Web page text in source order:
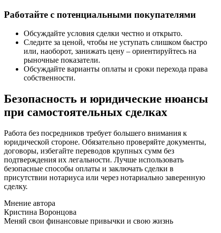
Работайте с потенциальными покупателями
Обсуждайте условия сделки честно и открыто.
Следите за ценой, чтобы не уступать слишком быстро
или, наоборот, занижать цену – ориентируйтесь на
рыночные показатели.
Обсуждайте варианты оплаты и сроки перехода права
собственности.
Безопасность и юридические нюансы
при самостоятельных сделках
Работа без посредников требует большего внимания к
юридической стороне. Обязательно проверяйте документы,
договоры, избегайте переводов крупных сумм без
подтверждения их легальности. Лучше использовать
безопасные способы оплаты и заключать сделки в
присутствии нотариуса или через нотариально заверенную
сделку.
Мнение автора
Кристина Воронцова
Меняй свои финансовые привычки и свою жизнь